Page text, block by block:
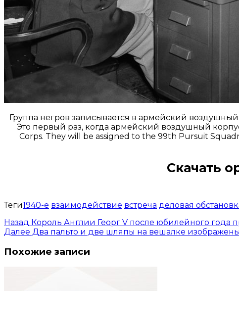
Группа негров записывается в армейский
Это первый раз, когда армейский воздушный
Corps. They will be assigned to the 99th Pursuit
Скачать
Теги1940-е взаимодействие встреча деловая
Назад Король Англии Георг V после юбилейного года
Далее Два пальто и две шляпы на вешалке
Похожие записи